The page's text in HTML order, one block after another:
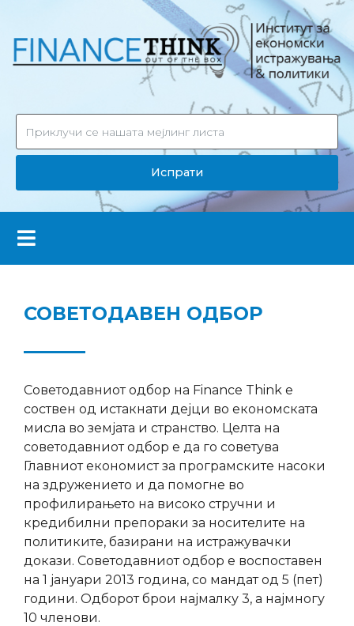
Испрати
СОВЕТОДАВЕН ОДБОР
Советодавниот одбор на Finance Think е
соствен од истакнати дејци во економската
мисла во земјата и странство. Целта на
советодавниот одбор е да го советува
Главниот економист за програмските насоки
на здружението и да помогне во
профилирањето на високо стручни и
кредибилни препораки за носителите на
политиките, базирани на истражувачки
докази. Советодавниот одбор е воспоставен
на 1 јануари 2013 година, со мандат од 5 (пет)
години. Одборот брои најмалку 3, а најмногу
10 членови.